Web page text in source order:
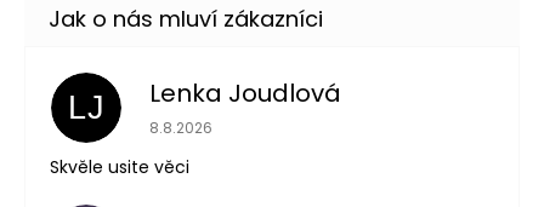
LJ Lenka Joudlová
Hodnocení obchodu je 5 z 5 hvězdiček.
8.8.2026
Skvěle usite věci